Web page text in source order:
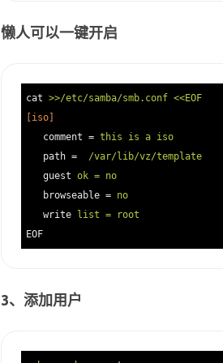
懒人可以一键开启
cat >>/etc/samba/smb.conf <<EOF
[iso]
comment = this is a
path = /var/lib/vz/template
guest ok = no
browseable =
write
list = root
EOF
3、添加用户